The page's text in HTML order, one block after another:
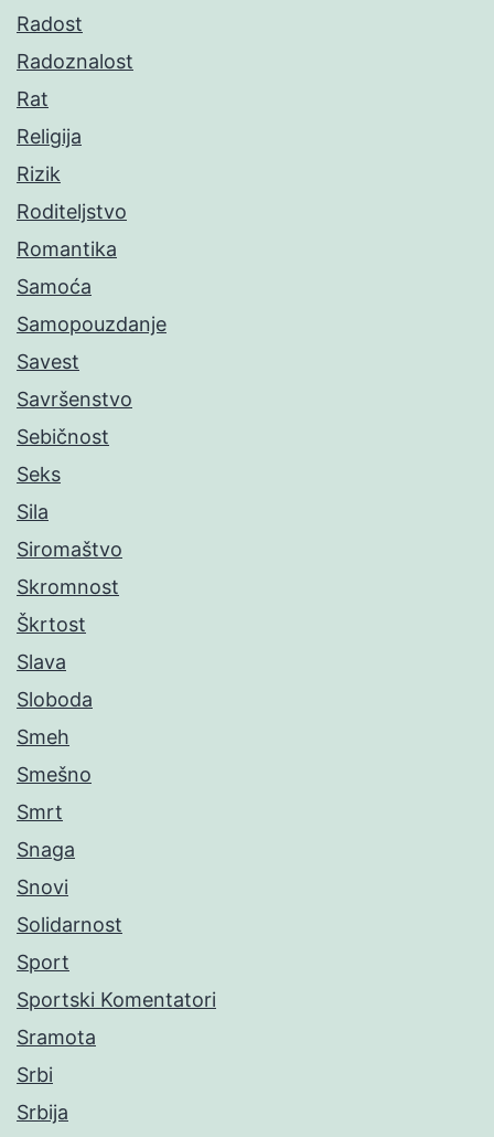
Radost
Radoznalost
Rat
Religija
Rizik
Roditeljstvo
Romantika
Samoća
Samopouzdanje
Savest
Savršenstvo
Sebičnost
Seks
Sila
Siromaštvo
Skromnost
Škrtost
Slava
Sloboda
Smeh
Smešno
Smrt
Snaga
Snovi
Solidarnost
Sport
Sportski Komentatori
Sramota
Srbi
Srbija